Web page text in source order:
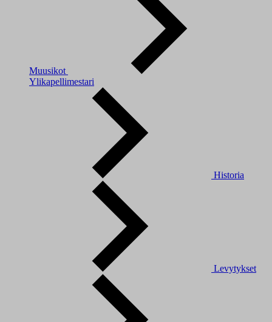
Muusikot
Ylikapellimestari
Historia
Levytykset